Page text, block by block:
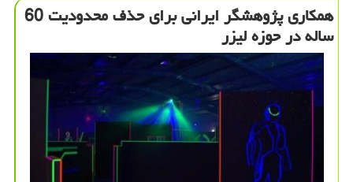
همكاری پژوهشگر ایرانی برای حذف محدودیت 60
ساله در حوزه لیزر